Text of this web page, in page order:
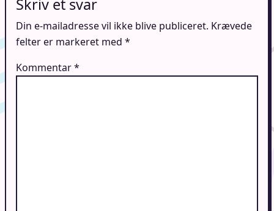
Skriv et svar
Din e-mailadresse vil ikke blive publiceret. Krævede
felter er markeret med *
Kommentar*